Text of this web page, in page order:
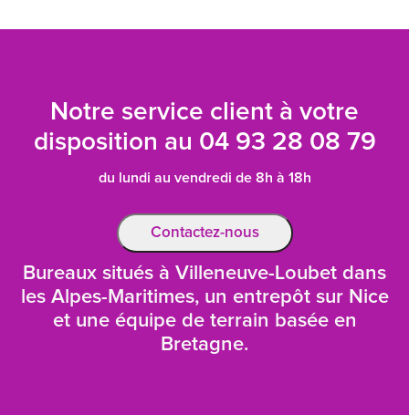
Notre service client à votre
disposition au 04 93 28 08 79
du lundi au vendredi de 8h à 18h
Contactez-nous
Bureaux situés à Villeneuve-Loubet dans
les Alpes-Maritimes, un entrepôt sur Nice
et une équipe de terrain basée en
Bretagne.